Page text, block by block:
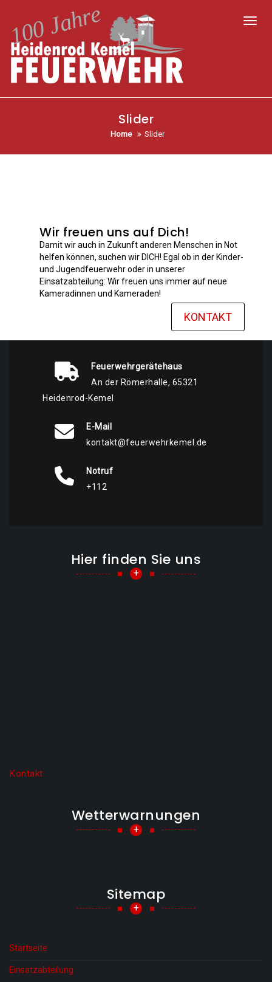
Slider
Home Slider
Wir freuen uns auf Dich!
Damit wir auch in Zukunft anderen Menschen in Not
helfen können, suchen wir DICH! Egal ob in der Kinder-
und Jugendfeuerwehr oder in unserer
Einsatzabteilung: Wir freuen uns immer auf neue
Kameradinnen und Kameraden!
KONTAKT
Feuerwehrgerätehaus
An der Römerhalle, 65321
Heidenrod-Kemel
E-Mail
kontakt@feuerwehrkemel.de
Notruf
+112
Hier finden Sie uns
+
Kontakt
Wetterwarnungen
+
Sitemap
+
Startseite
Einsatzabteilung